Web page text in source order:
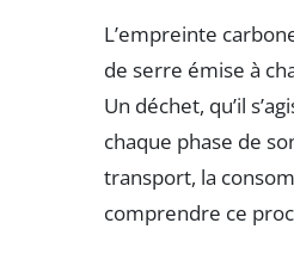
L’empreinte
de serre émise à
Un déchet, qu’il
chaque phase de
transport, la
comprendre ce